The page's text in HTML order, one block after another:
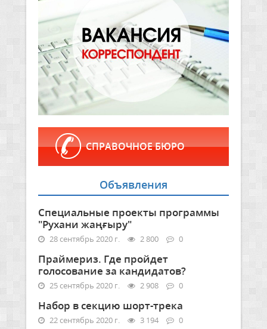
СПРАВОЧНОЕ БЮРО
Объявления
Специальные проекты программы
"Рухани жаңғыру"
28 сентябрь 2020 г. 2 800 0
Праймериз. Где пройдет
голосование за кандидатов?
25 сентябрь 2020 г. 2 908 0
Набор в секцию шорт-трека
22 сентябрь 2020 г. 3 194 0